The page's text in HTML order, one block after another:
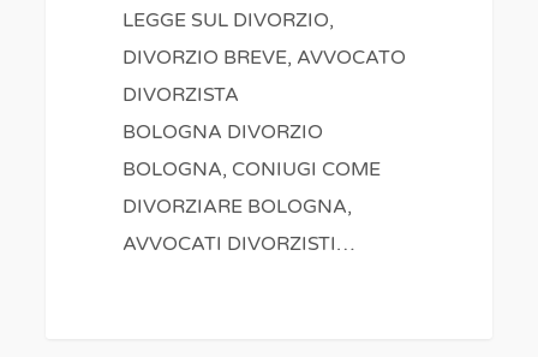
LEGGE SUL DIVORZIO,
DIVORZIO BREVE, AVVOCATO
DIVORZISTA
BOLOGNA DIVORZIO
BOLOGNA, CONIUGI COME
DIVORZIARE BOLOGNA,
AVVOCATI DIVORZISTI…